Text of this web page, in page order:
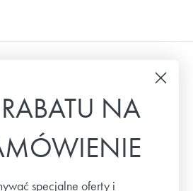
do naszego newslettera, aby
najnowsze wiadomości, oferty
i inspiracje.
NA
specjalne oferty i